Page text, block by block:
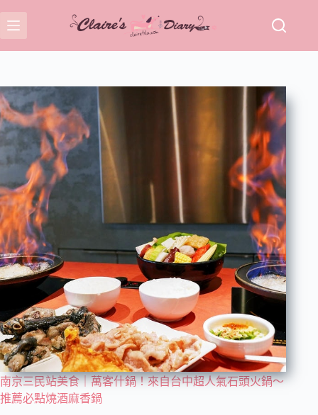
至
主
容
南京三民站美食｜萬客什鍋！來自台中超人氣石頭火鍋～
推薦必點燒酒麻香鍋